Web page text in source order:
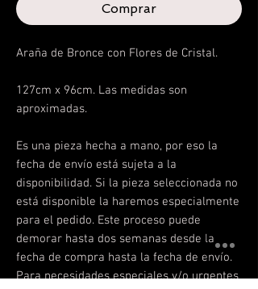
Comprar
Araña de Bronce con Flores de Cristal.
127cm x 96cm. Las medidas son
aproximadas.
Es una pieza hecha a mano, por eso la
fecha de envío está sujeta a la
disponibilidad. Si la pieza seleccionada no
está disponible la haremos especialmente
para el pedido. Este proceso puede
demorar hasta dos semanas desde la
fecha de compra hasta la fecha de envío.
Para necesidades especiales y/o urgentes